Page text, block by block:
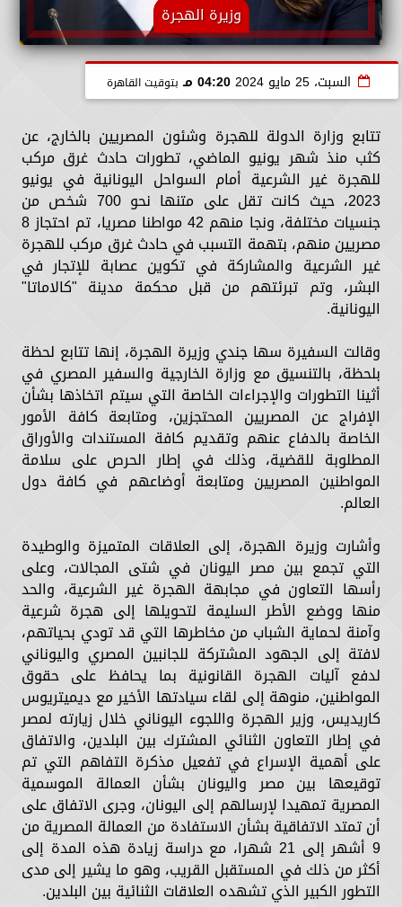
وزيرة الهجرة
السبت، 25 مايو 2024 04:20 مـ بتوقيت القاهرة
تتابع وزارة الدولة للهجرة وشئون المصريين بالخارج، عن
كثب منذ شهر يونيو الماضي، تطورات حادث غرق مركب
للهجرة غير الشرعية أمام السواحل اليونانية في يونيو
2023، حيث كانت تقل على متنها نحو 700 شخص من
جنسيات مختلفة، ونجا منهم 42 مواطنا مصريا، تم احتجاز 8
مصريين منهم، بتهمة التسبب في حادث غرق مركب للهجرة
غير الشرعية والمشاركة في تكوين عصابة للإتجار في
البشر، وتم تبرئتهم من قبل محكمة مدينة "كالاماتا"
اليونانية.
وقالت السفيرة سها جندي وزيرة الهجرة، إنها تتابع لحظة
بلحظة، بالتنسيق مع وزارة الخارجية والسفير المصري في
أثينا التطورات والإجراءات الخاصة التي سيتم اتخاذها بشأن
الإفراج عن المصريين المحتجزين، ومتابعة كافة الأمور
الخاصة بالدفاع عنهم وتقديم كافة المستندات والأوراق
المطلوبة للقضية، وذلك في إطار الحرص على سلامة
المواطنين المصريين ومتابعة أوضاعهم في كافة دول
العالم.
وأشارت وزيرة الهجرة، إلى العلاقات المتميزة والوطيدة
التي تجمع بين مصر اليونان في شتى المجالات، وعلى
رأسها التعاون في مجابهة الهجرة غير الشرعية، والحد
منها ووضع الأطر السليمة لتحويلها إلى هجرة شرعية
وآمنة لحماية الشباب من مخاطرها التي قد تودي بحياتهم،
لافتة إلى الجهود المشتركة للجانبين المصري واليوناني
لدفع آليات الهجرة القانونية بما يحافظ على حقوق
المواطنين، منوهة إلى لقاء سيادتها الأخير مع ديميتريوس
كاريديس، وزير الهجرة واللجوء اليوناني خلال زيارته لمصر
في إطار التعاون الثنائي المشترك بين البلدين، والاتفاق
على أهمية الإسراع في تفعيل مذكرة التفاهم التي تم
توقيعها بين مصر واليونان بشأن العمالة الموسمية
المصرية تمهيدا لإرسالهم إلى اليونان، وجرى الاتفاق على
أن تمتد الاتفاقية بشأن الاستفادة من العمالة المصرية من
9 أشهر إلى 21 شهرا، مع دراسة زيادة هذه المدة إلى
أكثر من ذلك في المستقبل القريب، وهو ما يشير إلى مدى
التطور الكبير الذي تشهده العلاقات الثنائية بين البلدين.